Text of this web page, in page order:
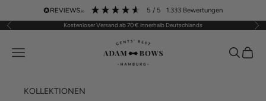
Zum Inhalt springen 5 / 5 1.333 Bewertungen
Zurück Kostenloser Versand ab 70 € innerhalb Deutschlands Vor
ADAM BOWS
Menü Suchen
KOLLEKTIONEN